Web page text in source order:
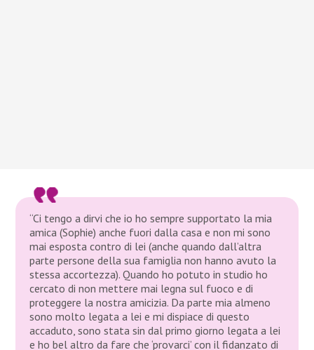
“Ci tengo a dirvi che io ho sempre supportato la mia
amica (Sophie) anche fuori dalla casa e non mi sono
mai esposta contro di lei (anche quando dall’altra
parte persone della sua famiglia non hanno avuto la
stessa accortezza). Quando ho potuto in studio ho
cercato di non mettere mai legna sul fuoco e di
proteggere la nostra amicizia. Da parte mia almeno
sono molto legata a lei e mi dispiace di questo
accaduto, sono stata sin dal primo giorno legata a lei
e ho bel altro da fare che ‘provarci’ con il fidanzato di